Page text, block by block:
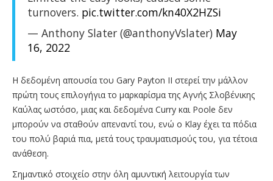
turnovers. pic.twitter.com/kn40X2HZSi
— Anthony Slater (@anthonyVslater) May
16, 2022
Η δεδομένη απουσία του Gary Payton II στερεί την μάλλον
πρώτη τους επιλογήγια το μαρκαρίσμα της Αγνής Σλοβένικης
Καύλας ωστόσο, μιας και δεδομένα Curry και Poole δεν
μπορούν να σταθούν απεναντί του, ενώ ο Klay έχει τα πόδια
του πολύ βαριά πια, μετά τους τραυματισμούς του, για τέτοια
ανάθεση.
Σημαντικό στοιχείο στην όλη αμυντική λειτουργία των